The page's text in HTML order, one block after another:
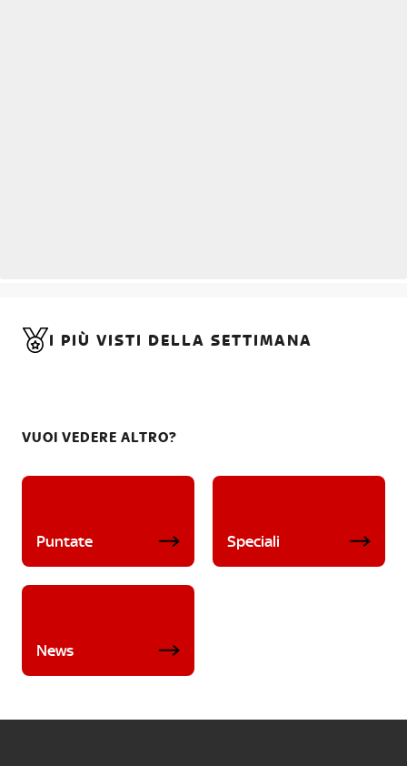
I PIÙ VISTI DELLA SETTIMANA
VUOI VEDERE ALTRO?
Puntate Speciali
News